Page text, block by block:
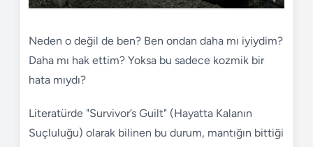
Neden o değil de ben? Ben ondan daha mı iyiydim?
Daha mı hak ettim? Yoksa bu sadece kozmik bir
hata mıydı?
Literatürde "Survivor’s Guilt" (Hayatta Kalanın
Suçluluğu) olarak bilinen bu durum, mantığın bittiği